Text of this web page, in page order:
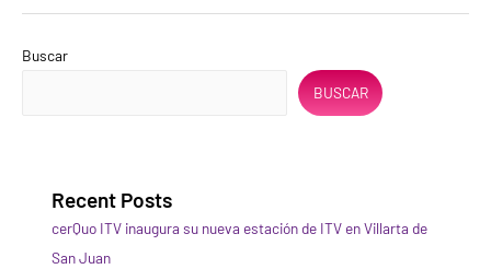
Buscar
BUSCAR
Recent Posts
cerQuo ITV inaugura su nueva estación de ITV en Villarta de
San Juan